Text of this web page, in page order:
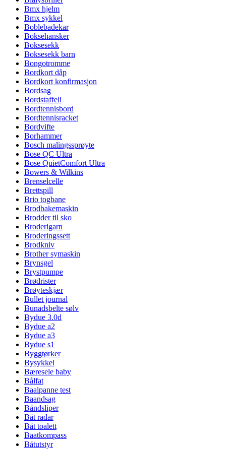
Bmx hjelm
Bmx sykkel
Boblebadekar
Boksehansker
Boksesekk
Boksesekk barn
Bongotromme
Bordkort dåp
Bordkort konfirmasjon
Bordsag
Bordstaffeli
Bordtennisbord
Bordtennisracket
Bordvifte
Borhammer
Bosch malingssprøyte
Bose QC Ultra
Bose QuietComfort Ultra
Bowers & Wilkins
Brenselcelle
Brettspill
Brio togbane
Brodbakemaskin
Brodder til sko
Broderigarn
Broderingssett
Brodkniv
Brother symaskin
Brynsgel
Brystpumpe
Brødrister
Brøyteskjær
Bullet journal
Bunadsbelte sølv
Bydue 3.0d
Bydue a2
Bydue a3
Bydue s1
Byggtørker
Bysykkel
Bæresele baby
Bålfat
Baalpanne test
Baandsag
Båndsliper
Båt radar
Båt toalett
Baatkompass
Båtutstyr